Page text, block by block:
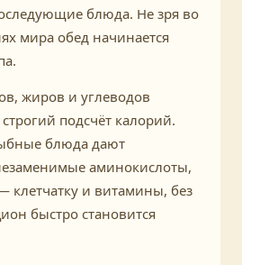
блюда. Не зря во
мира обед начинается
жиров и углеводов
подсчёт калорий.
блюда дают
аминокислоты,
и витамины, без
быстро становится